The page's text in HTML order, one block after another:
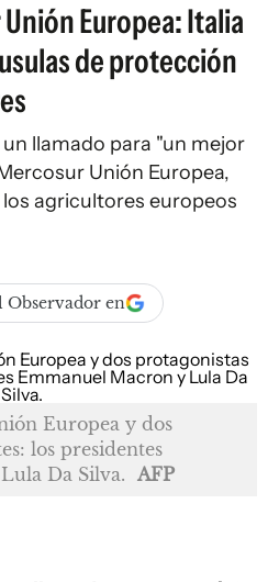
Europea: Italia
de protección
llamado para "un mejor
Unión Europea,
agricultores europeos
Observador en
Europea y dos
los presidentes
Da Silva. AFP